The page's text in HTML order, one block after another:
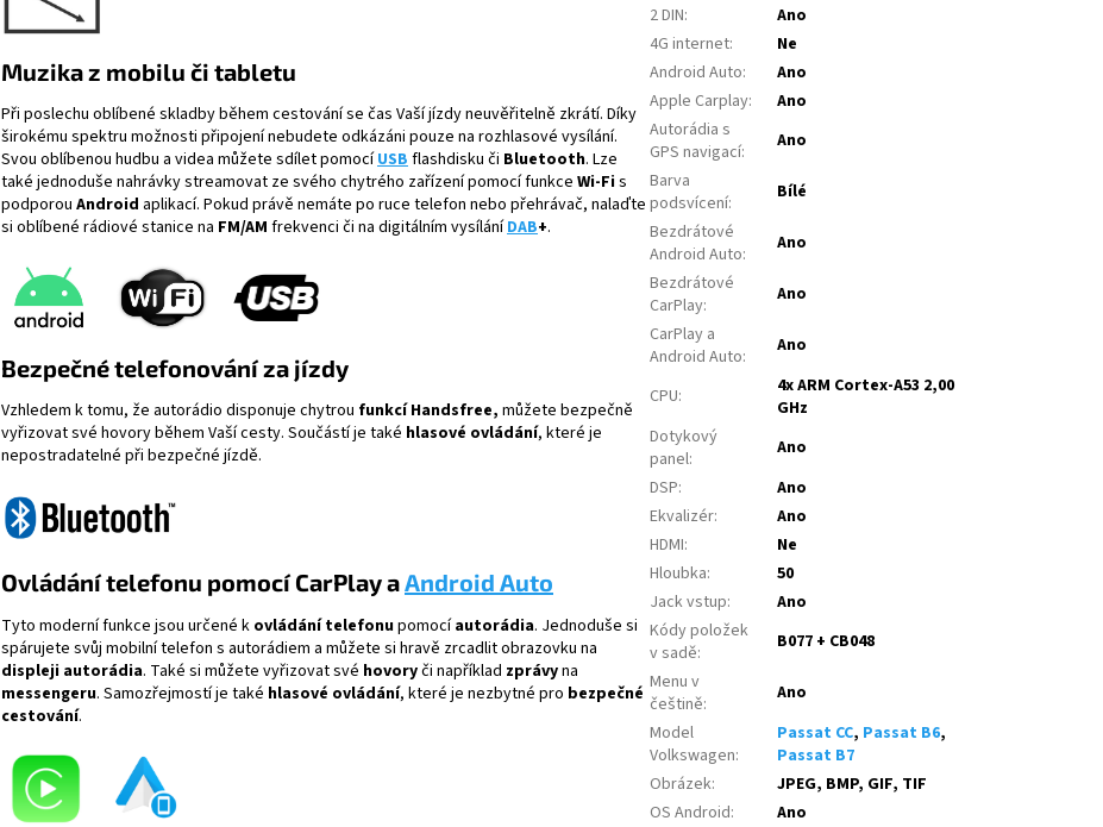
Muzika z mobilu či tabletu
Při poslechu oblíbené skladby během cestování se čas Vaší jízdy neuvěřitelně zkrátí. Díky
širokému spektru možnosti připojení nebudete odkázáni pouze na rozhlasové vysílání.
Svou oblíbenou hudbu a videa můžete sdílet pomocíUSBflashdisku či Bluetooth. Lze
také jednoduše nahrávky streamovat ze svého chytrého zařízení pomocí funkce Wi-Fis
podporou Android aplikací. Pokud právě nemáte po ruce telefon nebo přehrávač, nalaďte
si oblíbené rádiové stanice na FM/AM frekvenci či na digitálním vysíláníDAB+.
Bezpečné telefonování za jízdy
Vzhledem k tomu, že autorádio disponuje chytrou funkcí Handsfree, můžete bezpečně
vyřizovat své hovory během Vaší cesty. Součástí je také hlasové ovládání, které je
nepostradatelné při bezpečné jízdě.
Ovládání telefonu pomocí CarPlay aAndroid Auto
Tyto moderní funkce jsou určené k ovládání telefonupomocíautorádia. Jednoduše si
spárujete svůj mobilní telefon s autorádiem a můžete si hravě zrcadlit obrazovku na
displeji autorádia. Také si můžete vyřizovat své hovoryči například zprávyna
messengeru. Samozřejmostí je také hlasové ovládání, které je nezbytné pro bezpečné
cestování.
2 DIN:
Ano
4G internet:
Ne
Android Auto:
Ano
Apple Carplay:
Ano
Autorádia s
GPS navigací:
Ano
Barva
podsvícení:
Bílé
Bezdrátové
Android Auto:
Ano
Bezdrátové
CarPlay:
Ano
CarPlay a
Android Auto: Ano
CPU:
4x ARM Cortex-A53 2,00
GHz
Dotykový
panel:
Ano
DSP:
Ano
Ekvalizér:
Ano
HDMI:
Ne
Hloubka:
50
Jack vstup:
Ano
Kódy položek
v sadě:
B077 + CB048
Menu v
češtině:
Ano
Model
Volkswagen:
Passat CC, Passat B6,
Passat B7
Obrázek:
JPEG, BMP, GIF, TIF
OS Android:
Ano